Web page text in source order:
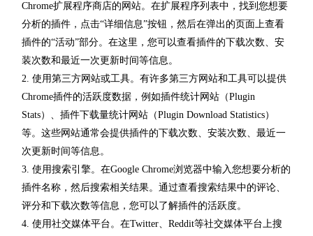
Chrome扩展程序商店的网站。在扩展程序列表中，找到您想要
分析的插件，点击“详细信息”按钮，然后在弹出的页面上查看
插件的“活动”部分。在这里，您可以查看插件的下载次数、安
装次数和最近一次更新时间等信息。
2. 使用第三方网站或工具。有许多第三方网站和工具可以提供
Chrome插件的活跃度数据，例如插件统计网站（Plugin
Stats）、插件下载量统计网站（Plugin Download Statistics）
等。这些网站通常会提供插件的下载次数、安装次数、最近一
次更新时间等信息。
3. 使用搜索引擎。在Google Chrome浏览器中输入您想要分析的
插件名称，然后搜索相关结果。通过查看搜索结果中的评论、
评分和下载次数等信息，您可以了解插件的活跃度。
4. 使用社交媒体平台。在Twitter、Reddit等社交媒体平台上搜